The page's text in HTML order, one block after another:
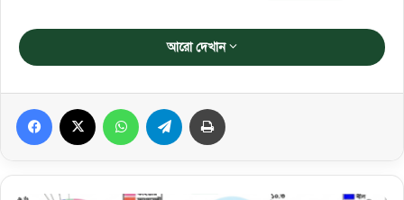
আরো দেখান
Facebook WhatsApp Telegram